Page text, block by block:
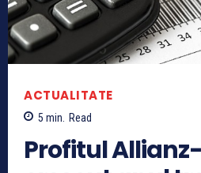
ACTUALITATE
5 min. Read
Profitul